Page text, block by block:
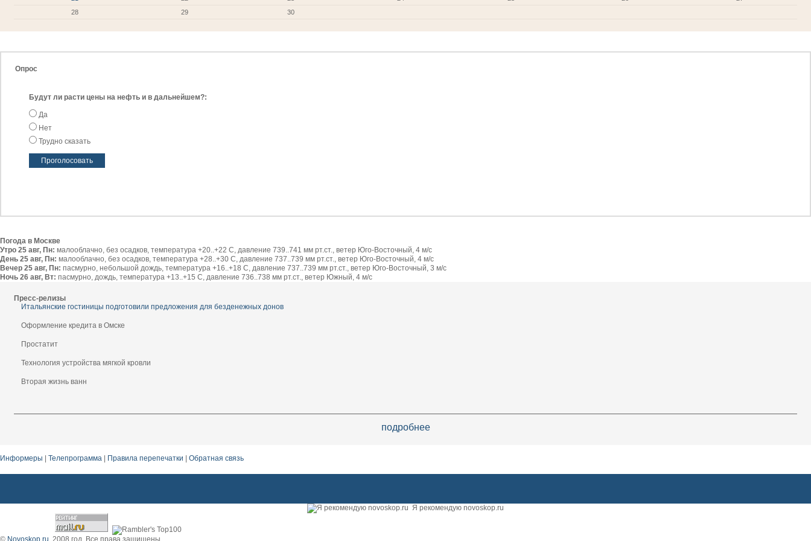
28
29 30
Опрос
Будут ли расти цены на нефть и в дальнейшем?:
Да
Нет
Трудно сказать
Погода в Москве
Утро 25 авг, Пн: малооблачно, без осадков, температура +20..+22 С, давление 739..741 мм рт.ст., ветер Юго-Восточный, 4 м/с
День 25 авг, Пн: малооблачно, без осадков, температура +28..+30 С, давление 737..739 мм рт.ст., ветер Юго-Восточный, 4 м/с
Вечер 25 авг, Пн: пасмурно, небольшой дождь, температура +16..+18 С, давление 737..739 мм рт.ст., ветер Юго-Восточный, 3 м/с
Ночь 26 авг, Вт: пасмурно, дождь, температура +13..+15 С, давление 736..738 мм рт.ст., ветер Южный, 4 м/с
Пресс-релизы
Итальянские гостиницы подготовили предложения для безденежных донов
Оформление кредита в Омске
Простатит
Технология устройства мягкой кровли
Вторая жизнь ванн
подробнее
Информеры | Телепрограмма | Правила перепечатки | Обратная связь
Я рекомендую novoskop.ru
© Novoskop.ru , 2008 год. Все права защищены.